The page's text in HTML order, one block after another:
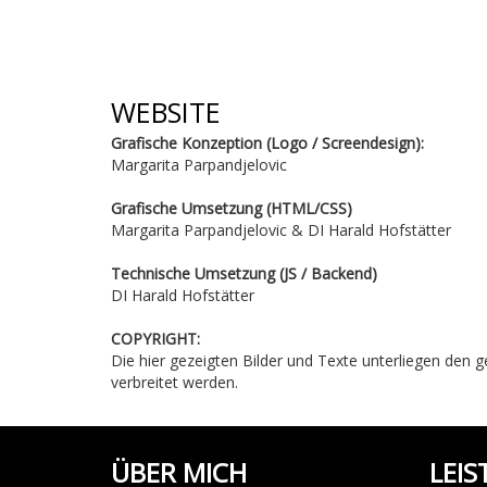
WEBSITE
Grafische Konzeption (Logo / Screendesign):
Margarita Parpandjelovic
Grafische Umsetzung (HTML/CSS)
Margarita Parpandjelovic & DI Harald Hofstätter
Technische Umsetzung (JS / Backend)
DI Harald Hofstätter
COPYRIGHT:
Die hier gezeigten Bilder und Texte unterliegen
verbreitet werden.
ÜBER MICH